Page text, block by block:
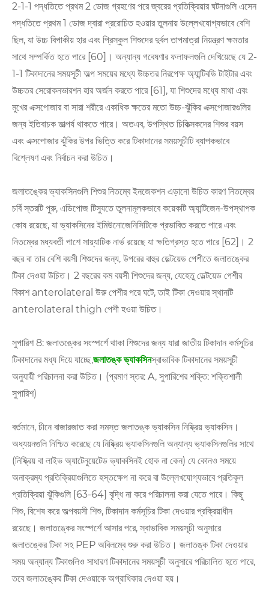
2-1-1 পদ্ধতিতে প্রথম 2 ডোজ গ্রহণের পরে জ্বরের প্রতিক্রিয়ার ঘটনাগুলি এসেন
পদ্ধতিতে প্রথম 1 ডোজ দ্বারা প্ররোচিত হওয়ার তুলনায় উল্লেখযোগ্যভাবে বেশি
ছিল, যা উচ্চ বিপাকীয় হার এবং প্রিস্কুল শিশুদের দুর্বল তাপমাত্রা নিয়ন্ত্রণ ক্ষমতার
সাথে সম্পর্কিত হতে পারে [60]। অন্যান্য গবেষণার ফলাফলগুলি দেখিয়েছে যে 2-
1-1 টিকাদানের সময়সূচী অল্প সময়ের মধ্যে উচ্চতর নিরপেক্ষ অ্যান্টিবডি টাইটার এবং
উচ্চতর সেরোকনভারশন হার অর্জন করতে পারে [61], যা শিশুদের মধ্যে মাথা এবং
মুখের এক্সপোজার বা সারা শরীরে একাধিক ক্ষতের মতো উচ্চ-ঝুঁকির এক্সপোজারগুলির
জন্য ইতিবাচক তাত্পর্য থাকতে পারে। অতএব, উপস্থিত চিকিত্সকদের শিশুর বয়স
এবং এক্সপোজার ঝুঁকির উপর ভিত্তি করে টিকাদানের সময়সূচীটি ব্যাপকভাবে
বিশ্লেষণ এবং নির্বাচন করা উচিত।
জলাতঙ্কের ভ্যাকসিনগুলি শিশুর নিতম্বে ইনজেকশন এড়ানো উচিত কারণ নিতম্বের
চর্বি স্তরটি পুরু, এডিপোজ টিস্যুতে তুলনামূলকভাবে কয়েকটি অ্যান্টিজেন-উপস্থাপক
কোষ রয়েছে, যা ভ্যাকসিনের ইমিউনোজেনিসিটিকে প্রভাবিত করতে পারে এবং
নিতম্বের মধ্যবর্তী পাশে সায়্যাটিক নার্ভ রয়েছে যা ক্ষতিগ্রস্ত হতে পারে [62]। 2
বছর বা তার বেশি বয়সী শিশুদের জন্য, উপরের বাহুর ডেল্টয়েড পেশীতে জলাতঙ্কের
টিকা দেওয়া উচিত। 2 বছরের কম বয়সী শিশুদের জন্য, যেহেতু ডেল্টয়েড পেশীর
বিকাশ anterolateral উরু পেশীর পরে ঘটে, তাই টিকা দেওয়ার স্থানটি
anterolateral thigh পেশী হওয়া উচিত।
সুপারিশ 8: জলাতঙ্কের সংস্পর্শে থাকা শিশুদের জন্য যারা জাতীয় টিকাদান কর্মসূচির
টিকাদানের মধ্য দিয়ে যাচ্ছে,জলাতঙ্ক ভ্যাকসিনস্বাভাবিক টিকাদানের সময়সূচী
অনুযায়ী পরিচালনা করা উচিত। (প্রমাণ স্তর: A, সুপারিশের শক্তি: শক্তিশালী
সুপারিশ)
বর্তমানে, চীনে বাজারজাত করা সমস্ত জলাতঙ্ক ভ্যাকসিন নিষ্ক্রিয় ভ্যাকসিন।
অধ্যয়নগুলি নিশ্চিত করেছে যে নিষ্ক্রিয় ভ্যাকসিনগুলি অন্যান্য ভ্যাকসিনগুলির সাথে
(নিষ্ক্রিয় বা লাইভ অ্যাটেনুয়েটেড ভ্যাকসিনই হোক না কেন) যে কোনও সময়ে
অনাক্রম্য প্রতিক্রিয়াগুলিতে হস্তক্ষেপ না করে বা উল্লেখযোগ্যভাবে প্রতিকূল
প্রতিক্রিয়া ঝুঁকিগুলি [63-64] বৃদ্ধি না করে পরিচালনা করা যেতে পারে। কিছু
শিশু, বিশেষ করে অল্পবয়সী শিশু, টিকাদান কর্মসূচির টিকা দেওয়ার প্রক্রিয়াধীন
রয়েছে। জলাতঙ্কের সংস্পর্শে আসার পরে, স্বাভাবিক সময়সূচী অনুসারে
জলাতঙ্কের টিকা সহ PEP অবিলম্বে শুরু করা উচিত। জলাতঙ্ক টিকা দেওয়ার
সময় অন্যান্য টিকাগুলিও সাধারণ টিকাদানের সময়সূচী অনুসারে পরিচালিত হতে পারে,
তবে জলাতঙ্কের টিকা দেওয়াকে অগ্রাধিকার দেওয়া হয়।